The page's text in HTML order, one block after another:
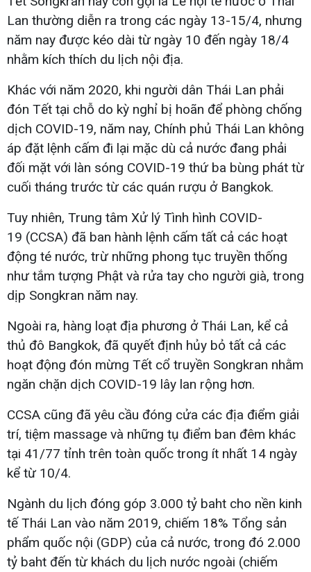
Lan thường diễn ra trong các ngày 13-15/4, nhưng
năm nay được kéo dài từ ngày 10 đến ngày 18/4
nhằm kích thích du lịch nội địa.
Khác với năm 2020, khi người dân Thái Lan phải
đón Tết tại chỗ do kỳ nghỉ bị hoãn để phòng chống
dịch COVID-19, năm nay, Chính phủ Thái Lan không
áp đặt lệnh cấm đi lại mặc dù cả nước đang phải
đối mặt với làn sóng COVID-19 thứ ba bùng phát từ
cuối tháng trước từ các quán rượu ở Bangkok.
Tuy nhiên, Trung tâm Xử lý Tình hình COVID-
19 (CCSA) đã ban hành lệnh cấm tất cả các hoạt
động té nước, trừ những phong tục truyền thống
như tắm tượng Phật và rửa tay cho người già, trong
dịp Songkran năm nay.
Ngoài ra, hàng loạt địa phương ở Thái Lan, kể cả
thủ đô Bangkok, đã quyết định hủy bỏ tất cả các
hoạt động đón mừng Tết cổ truyền Songkran nhằm
ngăn chặn dịch COVID-19 lây lan rộng hơn.
CCSA cũng đã yêu cầu đóng cửa các địa điểm giải
trí, tiệm massage và những tụ điểm ban đêm khác
tại 41/77 tỉnh trên toàn quốc trong ít nhất 14 ngày
kể từ 10/4.
Ngành du lịch đóng góp 3.000 tỷ baht cho nền kinh
tế Thái Lan vào năm 2019, chiếm 18% Tổng sản
phẩm quốc nội (GDP) của cả nước, trong đó 2.000
tỷ baht đến từ khách du lịch nước ngoài (chiếm